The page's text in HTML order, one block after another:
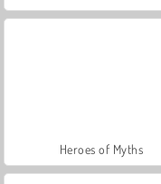
Heroes of Myths